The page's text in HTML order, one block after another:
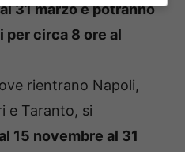
31 marzo e potranno
circa 8 ore al
rientrano Napoli,
e Taranto, si
15 novembre al 31